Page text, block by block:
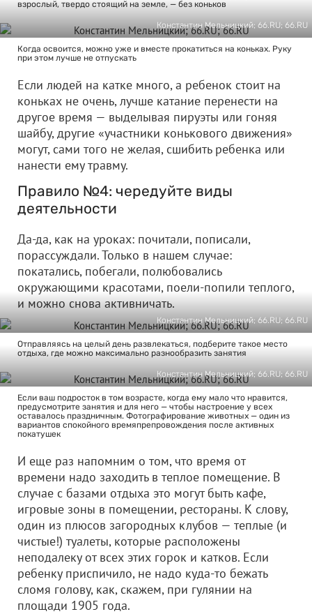
взрослый, твердо стоящий на земле, — без коньков
Константин Мельницкий; 66.RU; 66.RU
Когда освоится, можно уже и вместе прокатиться на коньках. Руку
при этом лучше не отпускать
Если людей на катке много, а ребенок стоит на
коньках не очень, лучше катание перенести на
другое время — выделывая пируэты или гоняя
шайбу, другие «участники конькового движения»
могут, сами того не желая, сшибить ребенка или
нанести ему травму.
Правило №4: чередуйте виды
деятельности
Да-да, как на уроках: почитали, пописали,
порассуждали. Только в нашем случае:
покатались, побегали, полюбовались
окружающими красотами, поели-попили теплого,
и можно снова активничать.
Константин Мельницкий; 66.RU; 66.RU
Отправляясь на целый день развлекаться, подберите такое место
отдыха, где можно максимально разнообразить занятия
Константин Мельницкий; 66.RU; 66.RU
Если ваш подросток в том возрасте, когда ему мало что нравится,
предусмотрите занятия и для него — чтобы настроение у всех
оставалось праздничным. Фотографирование животных — один из
вариантов спокойного времяпрепровождения после активных
покатушек
И еще раз напомним о том, что время от
времени надо заходить в теплое помещение. В
случае с базами отдыха это могут быть кафе,
игровые зоны в помещении, рестораны. К слову,
один из плюсов загородных клубов — теплые (и
чистые!) туалеты, которые расположены
неподалеку от всех этих горок и катков. Если
ребенку приспичило, не надо куда-то бежать
сломя голову, как, скажем, при гулянии на
площади 1905 года.